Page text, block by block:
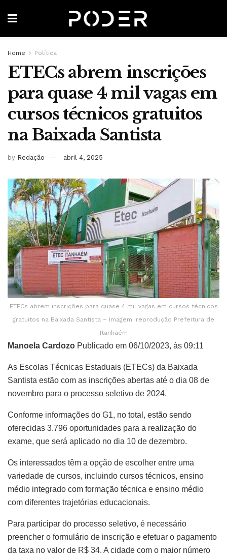
Home Política
ETECs abrem inscrições
para quase 4 mil vagas em
cursos técnicos gratuitos
na Baixada Santista
by Redação abril 4, 2025
ETECs abrem inscrições para quase 4 mil vagas em cursos técnicos
gratuitos na Baixada Santista – Imagem: reprodução Prefeitura de
Itanhaém
Manoela Cardozo Publicado em 06/10/2023, às 09:11
As Escolas Técnicas Estaduais (ETECs) da Baixada
Santista estão com as inscrições abertas até o dia 08 de
novembro para o processo seletivo de 2024.
Conforme informações do G1, no total, estão sendo
oferecidas 3.796 oportunidades para a realização do
exame, que será aplicado no dia 10 de dezembro.
Os interessados têm a opção de escolher entre uma
variedade de cursos, incluindo cursos técnicos, ensino
médio integrado com formação técnica e ensino médio
com diferentes trajetórias educacionais.
Para participar do processo seletivo, é necessário
preencher o formulário de inscrição e efetuar o pagamento
da taxa no valor de R$ 34. A cidade com o maior número